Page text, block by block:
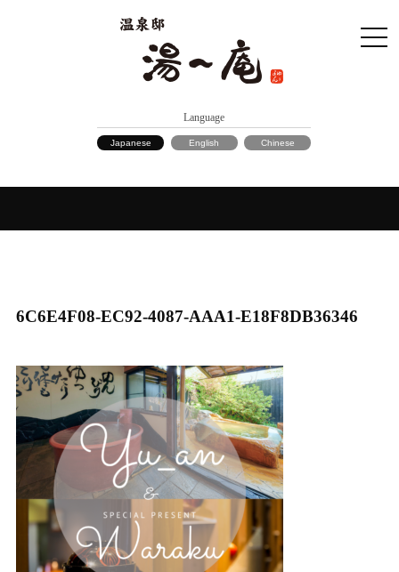
Language
Japanese English Chinese
6C6E4F08-EC92-4087-AAA1-E18F8DB36346